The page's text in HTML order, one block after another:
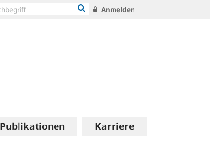
Anmelden
Publikationen Karriere